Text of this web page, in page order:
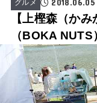
グルメ 2018.06.05
【上樫森（か
（BOKA NUTS